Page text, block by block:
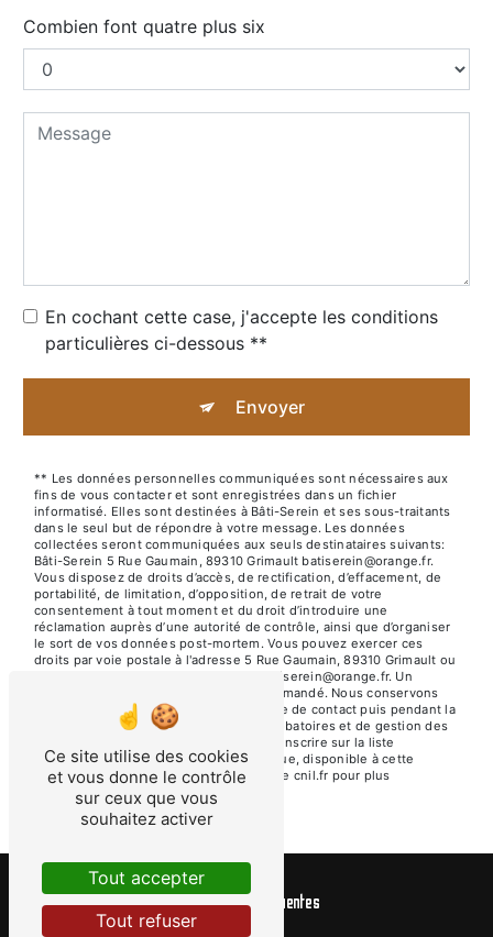
Combien font quatre plus six
En cochant cette case, j'accepte les conditions
particulières ci-dessous **
Envoyer
** Les données personnelles communiquées sont nécessaires aux
fins de vous contacter et sont enregistrées dans un fichier
informatisé. Elles sont destinées à Bâti-Serein et ses sous-traitants
dans le seul but de répondre à votre message. Les données
collectées seront communiquées aux seuls destinataires suivants:
Bâti-Serein 5 Rue Gaumain, 89310 Grimault batiserein@orange.fr.
Vous disposez de droits d’accès, de rectification, d’effacement, de
portabilité, de limitation, d’opposition, de retrait de votre
consentement à tout moment et du droit d’introduire une
réclamation auprès d’une autorité de contrôle, ainsi que d’organiser
le sort de vos données post-mortem. Vous pouvez exercer ces
droits par voie postale à l'adresse 5 Rue Gaumain, 89310 Grimault ou
par courrier électronique à l'adresse batiserein@orange.fr. Un
justificatif d'identité pourra vous être demandé. Nous conservons
vos données pendant la période de prise de contact puis pendant la
durée de prescription légale aux fins probatoires et de gestion des
contentieux. Vous avez le droit de vous inscrire sur la liste
d'opposition au démarchage téléphonique, disponible à cette
adresse: Bloctel.gouv.fr . Consultez le site cnil.fr pour plus
d’informations sur vos droits.
Recherches fréquentes
Ce site utilise des cookies
et vous donne le contrôle
sur ceux que vous
souhaitez activer
Tout accepter
Tout refuser